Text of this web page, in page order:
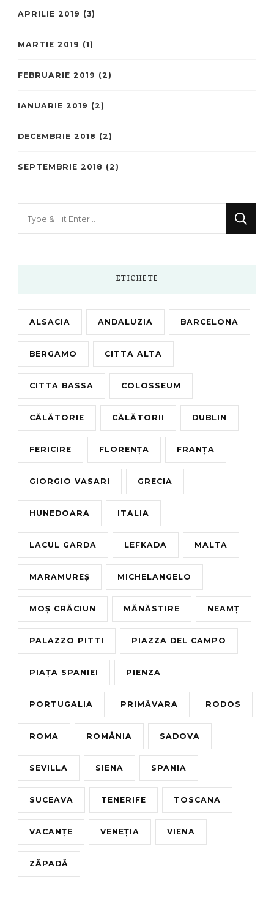
APRILIE 2019 (3)
MARTIE 2019 (1)
FEBRUARIE 2019 (2)
IANUARIE 2019 (2)
DECEMBRIE 2018 (2)
SEPTEMBRIE 2018 (2)
ETICHETE
ALSACIA ANDALUZIA BARCELONA
BERGAMO CITTA ALTA
CITTA BASSA COLOSSEUM
CĂLĂTORIE CĂLĂTORII DUBLIN
FERICIRE FLORENȚA FRANȚA
GIORGIO VASARI GRECIA
HUNEDOARA ITALIA
LACUL GARDA LEFKADA MALTA
MARAMUREȘ MICHELANGELO
MOȘ CRĂCIUN MĂNĂSTIRE NEAMȚ
PALAZZO PITTI PIAZZA DEL CAMPO
PIAȚA SPANIEI PIENZA
PORTUGALIA PRIMĂVARA RODOS
ROMA ROMÂNIA SADOVA
SEVILLA SIENA SPANIA
SUCEAVA TENERIFE TOSCANA
VACANȚE VENEȚIA VIENA
ZĂPADĂ